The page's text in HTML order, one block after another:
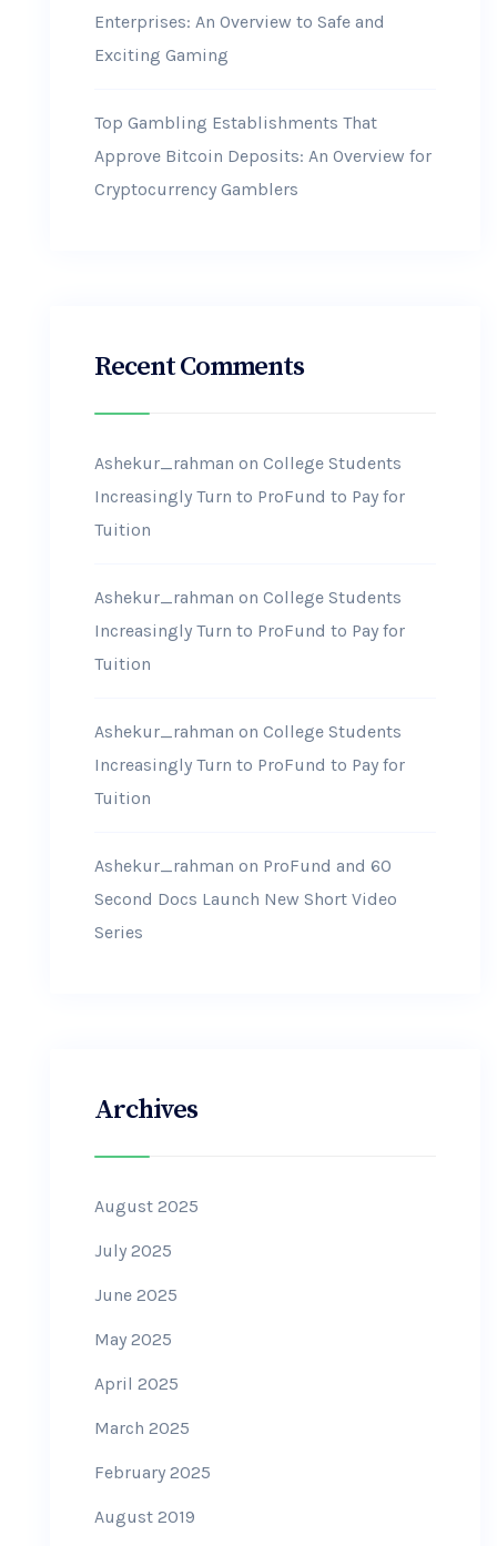
Enterprises: An Overview to Safe and
Exciting Gaming
Top Gambling Establishments That
Approve Bitcoin Deposits: An Overview for
Cryptocurrency Gamblers
Recent Comments
Ashekur_rahman on College Students
Increasingly Turn to ProFund to Pay for
Tuition
Ashekur_rahman on College Students
Increasingly Turn to ProFund to Pay for
Tuition
Ashekur_rahman on College Students
Increasingly Turn to ProFund to Pay for
Tuition
Ashekur_rahman on ProFund and 60
Second Docs Launch New Short Video
Series
Archives
August 2025
July 2025
June 2025
May 2025
April 2025
March 2025
February 2025
August 2019